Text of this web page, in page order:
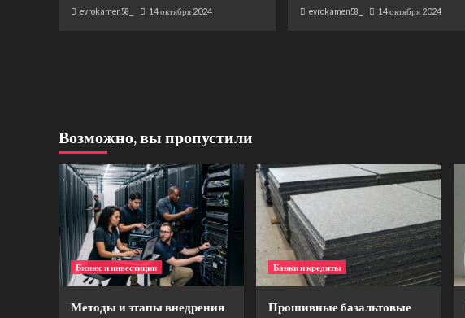
evrokamen58_ 14 октября 2024 evrokamen58_ 14 октября 2024
Возможно, вы пропустили
Бизнес и инвестиции
Методы и этапы внедрения
Банки и кредиты
Прошивные базальтовые